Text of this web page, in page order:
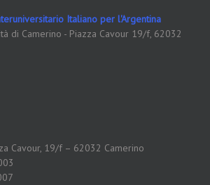
Italiano per l'Argentina
di Camerino - Piazza Cavour 19/f, 62032
Cavour, 19/f – 62032 Camerino